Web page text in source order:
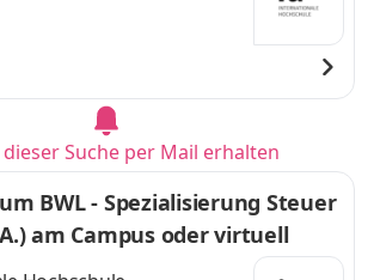
Suche per Mail erhalten
BWL - Spezialisierung Steuer
am Campus oder virtuell